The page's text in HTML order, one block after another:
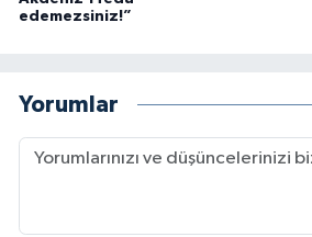
edemezsiniz!”
Yorumlar